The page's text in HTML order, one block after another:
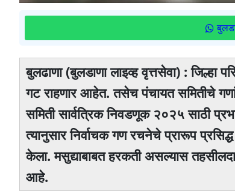
बुलढाणा (बुलडाणा लाइव्ह वृत्तसेवा) : जिल्हा
गट राहणार आहेत. तसेच पंचायत समितीचे
समिती सार्वत्रिक निवडणूक २०२५ साठी
त्यानुसार निर्वाचक गण रचनेचे प्रारूप
केला. मसुद्याबाबत हरकती असल्यास
आहे.